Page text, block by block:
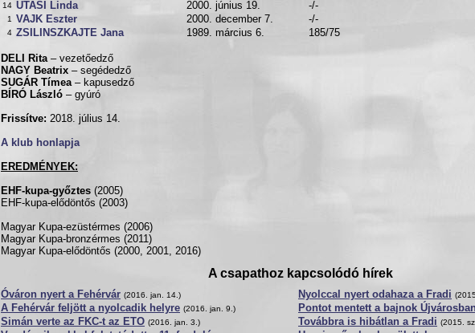
14 UTASI Linda 2000. június 19. -/-
1 VAJK Eszter 2000. december 7. -/-
4 ZSILINSZKAJTE Jana 1989. március 6. 185/75
DELI Rita– vezetőedző
NAGY Beatrix – segédedző
SUGÁR Tímea– kapusedző
BÍRÓ László – gyúró
Frissítve: 2018. július 14.
A klub honlapja
EREDMÉNYEK:
EHF-kupa-győztes (2005)
EHF-kupa-elődöntős (2003)
Magyar Kupa-ezüstérmes (2006)
Magyar Kupa-bronzérmes (2011)
Magyar Kupa-elődöntős (2000, 2001, 2016)
A csapathoz kapcsolódó hírek
Óváron nyert a Fehérvár (2016. jan. 14.)
A Fehérvár feljött a nyolcadik helyre (2016. jan. 9.)
Simán verte az FKC-t az ETO (2016. jan. 3.)
Nyolccal nyert odahaza a Fradi
Pontot mentett a bajnok Újvárosban
Továbbra is hibátlan a Fradi (2015.